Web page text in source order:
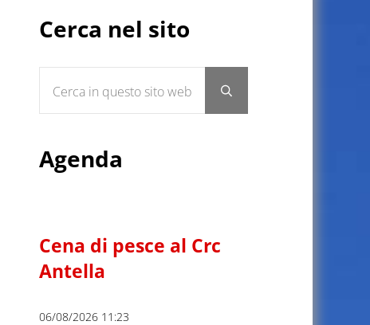
Cerca nel sito
Submit search
Agenda
Cena di pesce al Crc
Antella
06/08/2026 11:23